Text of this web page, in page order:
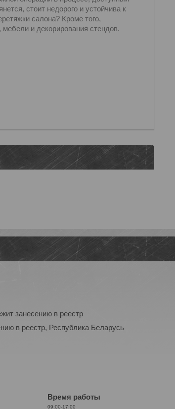
стоит недорого и устойчива к
салона? Кроме того,
и декорирования стендов.
занесению в реестр
в реестр, Республика Беларусь
Время работы
09:00-17:00